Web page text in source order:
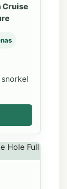
Cruise